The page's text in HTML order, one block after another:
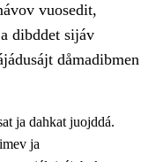
vuosedit,
dibddet sijáv
dåmadibmen
ja dahkat juojddá.
ja